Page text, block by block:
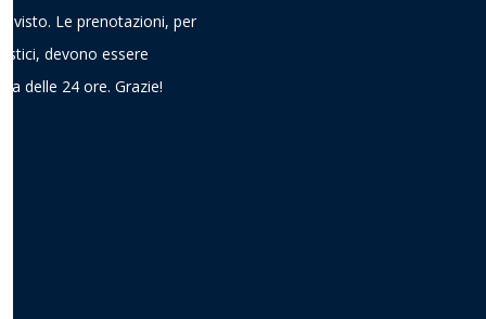
Le prenotazioni, per
devono essere
delle 24 ore. Grazie!